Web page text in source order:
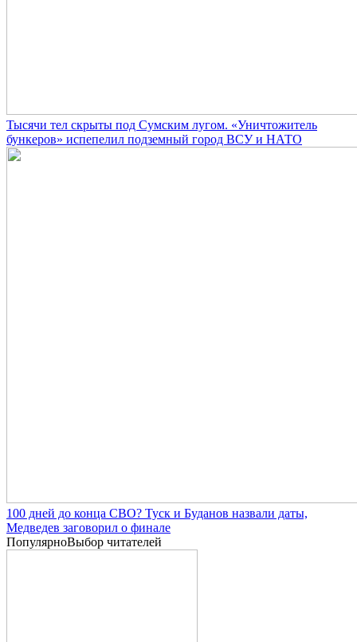
Тысячи тел скрыты под Сумским лугом. «Уничтожитель
бункеров» испепелил подземный город ВСУ и НАТО
100 дней до конца СВО? Туск и Буданов назвали даты,
Медведев заговорил о финале
ПопулярноВыбор читателей